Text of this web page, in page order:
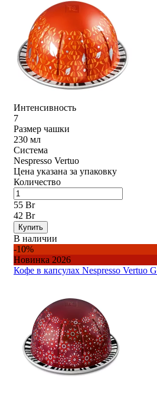
Интенсивность
7
Размер чашки
230 мл
Система
Nespresso Vertuo
Цена указана за упаковку
Количество
55 Br
42 Br
Купить
В наличии
-10%
Новинка 2026
Кофе в капсулах Nespresso Vertuo